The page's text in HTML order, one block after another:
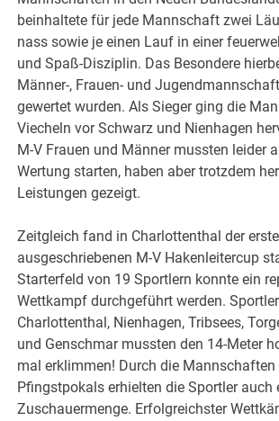
beinhaltete für jede Mannschaft zwei
nass sowie je einen Lauf in einer
und Spaß-Disziplin. Das Besondere
Männer-, Frauen- und
gewertet wurden. Als Sieger ging die
Viecheln vor Schwarz und Nienhagen
M-V Frauen und Männer mussten leider
Wertung starten, haben aber trotzdem
Leistungen gezeigt.
Zeitgleich fand in Charlottenthal der
ausgeschriebenen M-V Hakenleitercup
Starterfeld von 19 Sportlern konnte ein
Wettkampf durchgeführt werden.
Charlottenthal, Nienhagen, Tribsees,
und Genschmar mussten den 14-Meter
mal erklimmen! Durch die Mannschaften
Pfingstpokals erhielten die Sportler auch
Zuschauermenge. Erfolgreichster